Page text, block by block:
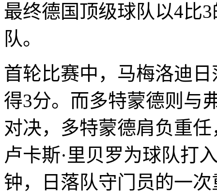
最终德国顶级球队以4比
队。
首轮比赛中，马梅洛迪
得3分。而多特蒙德则与
对决，多特蒙德肩负重
卢卡斯·里贝罗为球队打
钟，日落队守门员的一